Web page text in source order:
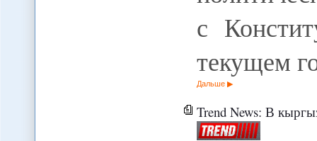
с
текущем
Дальше
Trend News: В